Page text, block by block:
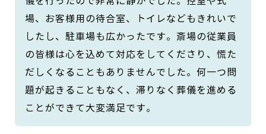
場、お客様用の待合室、トイレなどもきれいで
したし、駐車場も広かったです。斎場の従業員
の皆様は心を込めて対応をしてくださり、慌た
だしくなることもありませんでした。何一つ問
題が起きることもなく、滞りなく葬儀を進める
ことができて大変満足です。